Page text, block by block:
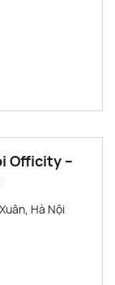
Officity –
Hà Nội